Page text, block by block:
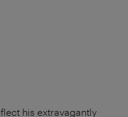
his extravagantly